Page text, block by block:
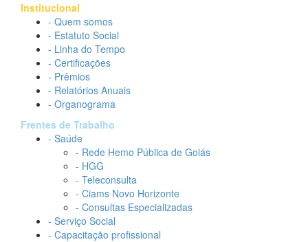
Institucional
- Quem somos
- Estatuto Social
- Linha do Tempo
- Certificações
- Prêmios
- Relatórios Anuais
- Organograma
Frentes de Trabalho
- Saúde
- Rede Hemo Pública de Goiás
- HGG
- Teleconsulta
- Ciams Novo Horizonte
- Consultas Especializadas
- Serviço Social
- Capacitação profissional